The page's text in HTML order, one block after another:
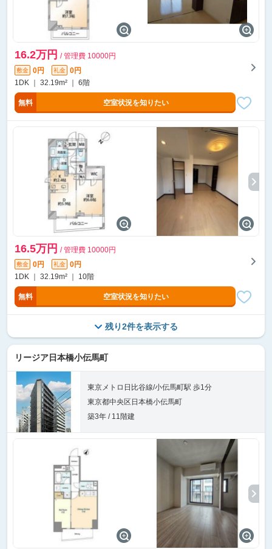
16.2万円 / 管理費 10000円
敷金 0円 礼金
0円
1DK ｜ 32.19m² ｜ 6階
無料 空室状況を知りたい
16.5万円 / 管理費 10000円
敷金 0円 礼金
0円
1DK ｜ 32.19m² ｜ 10階
無料 空室状況を知りたい
残り2件を表示する
リージア日本橋小伝馬町
東京メトロ日比谷線/小伝馬町駅 歩1分
東京都中央区日本橋小伝馬町
築3年 / 11階建